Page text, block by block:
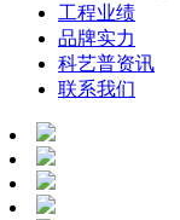
工程业绩
品牌实力
科艺普资讯
联系我们